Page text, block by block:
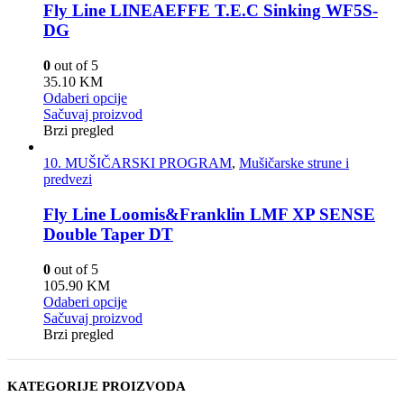
Fly Line LINEAEFFE T.E.C Sinking WF5S-
DG
0 out of 5
35.10 KM
Odaberi opcije
Sačuvaj proizvod
Brzi pregled
10. MUŠIČARSKI PROGRAM, Mušičarske strune i
predvezi
Fly Line Loomis&Franklin LMF XP SENSE
Double Taper DT
0 out of 5
105.90 KM
Odaberi opcije
Sačuvaj proizvod
Brzi pregled
KATEGORIJE PROIZVODA